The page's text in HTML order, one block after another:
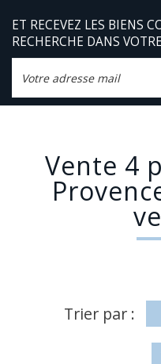
ET RECEVEZ LES BIENS
RECHERCHE DANS
Vente 4 pièces Aix en
Trier par :